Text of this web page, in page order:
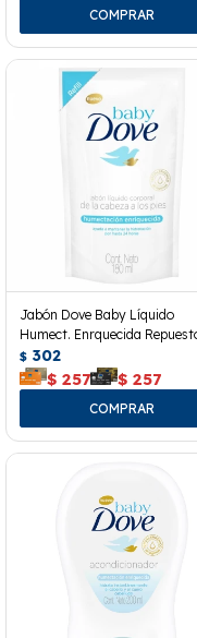
Jabón Dove Baby Líquido
Humect. Enrquecida
180 Ml.
$ 302
$ 257 $ 257